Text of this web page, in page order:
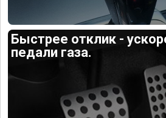
Быстрее отклик -
педали газа.